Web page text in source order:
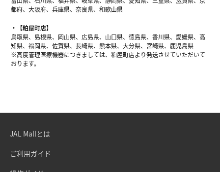
都府、大阪府、兵庫県、奈良県、和歌山県
【粕屋町店】
鳥取県、島根県、岡山県、広島県、山口県、徳島県、香川県、愛媛県、高
知県、福岡県、佐賀県、長崎県、熊本県、大分県、宮崎県、鹿児島県
※高度管理医療機器につきましては、粕屋町店より発送させていただいて
おります。
JAL Mallとは
ご利用ガイド